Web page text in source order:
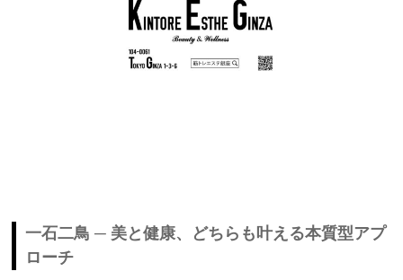
一石二鳥 ─ 美と健康、どちらも叶える本質型アプ
ローチ